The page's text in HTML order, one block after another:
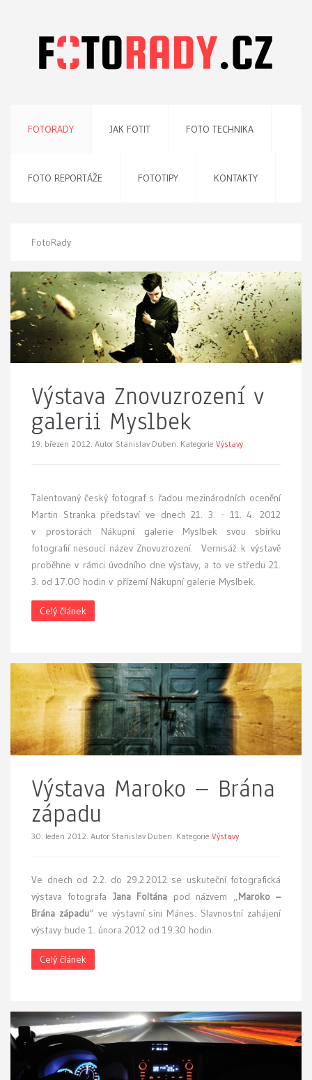
FOTORADY JAK FOTIT FOTO TECHNIKA
FOTO REPORTÁŽE FOTOTIPY KONTAKTY
FotoRady
Výstava Znovuzrození v
galerii Myslbek
19. březen 2012. Autor Stanislav Duben. Kategorie Výstavy
Talentovaný český fotograf s řadou mezinárodních ocenění
Martin Stranka představí ve dnech 21. 3. - 11. 4. 2012
v prostorách Nákupní galerie Myslbek svou sbírku
fotografií nesoucí název Znovuzrození. Vernisáž k výstavě
proběhne v rámci úvodního dne výstavy, a to ve středu 21.
3. od 17.00 hodin v přízemí Nákupní galerie Myslbek.
Celý článek
Výstava Maroko – Brána
západu
30. leden 2012. Autor Stanislav Duben. Kategorie Výstavy
Ve dnech od 2.2. do 29.2.2012 se uskuteční fotografická
výstava fotografa Jana Foltána pod názvem „Maroko –
Brána západu“ ve výstavní síni Mánes. Slavnostní zahájení
výstavy bude 1. února 2012 od 19.30 hodin.
Celý článek